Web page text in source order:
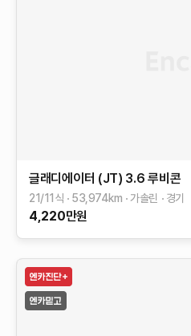
글래디에이터 (JT) 3.6 루비콘
21/11식 53,974km 가솔린 경기
4,220만원